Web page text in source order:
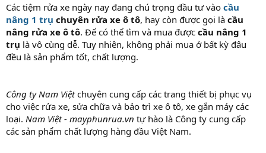
Các tiệm rửa xe ngày nay đang chú trọng đầu tư vào cầu
nâng 1 trụ chuyên rửa xe ô tô, hay còn được gọi là cầu
nâng rửa xe ô tô. Để có thể tìm và mua được cầu nâng 1
trụ là vô cùng dễ. Tuy nhiên, không phải mua ở bất kỳ đâu
đều là sản phẩm tốt, chất lượng.
Công ty Nam Việtchuyên cung cấp các trang thiết bị phục vụ
cho việc rửa xe, sửa chữa và bảo trì xe ô tô, xe gắn máy các
loại. Nam Việt - mayphunrua.vn tự hào là Công ty cung cấp
các sản phẩm chất lượng hàng đầu Việt Nam.